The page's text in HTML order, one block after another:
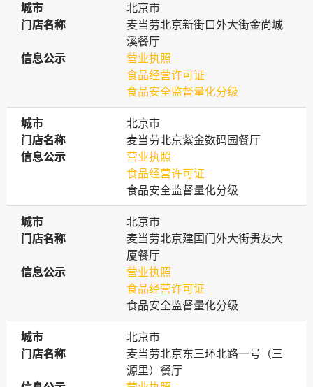
城市
城市
北京市
门店名称
门店名称
麦当劳北京新街口外大街金尚城
溪餐厅
信息公示
信息公示
营业执照
食品经营许可证
食品安全监督量化分级
城市
城市
北京市
门店名称
门店名称
麦当劳北京紫金数码园餐厅
信息公示
信息公示
营业执照
食品经营许可证
食品安全监督量化分级
城市
城市
北京市
门店名称
门店名称
麦当劳北京建国门外大街贵友大
厦餐厅
信息公示
信息公示
营业执照
食品经营许可证
食品安全监督量化分级
城市
城市
北京市
门店名称
门店名称
麦当劳北京东三环北路一号（三
源里）餐厅